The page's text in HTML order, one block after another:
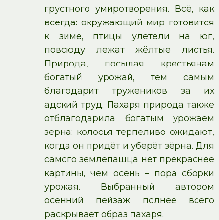
грустного умиротворения. Всё, как
всегда: окружающий мир готовится
к зиме, птицы улетели на юг,
повсюду лежат жёлтые листья.
Природа, посылая крестьянам
богатый урожай, тем самым
благодарит тружеников за их
адский труд. Пахаря природа также
отблагодарила богатым урожаем
зерна: колосья терпеливо ожидают,
когда он придёт и уберёт зёрна. Для
самого землепашца нет прекраснее
картины, чем осень – пора сборки
урожая. Выбранный автором
осенний пейзаж полнее всего
раскрывает образ пахаря.